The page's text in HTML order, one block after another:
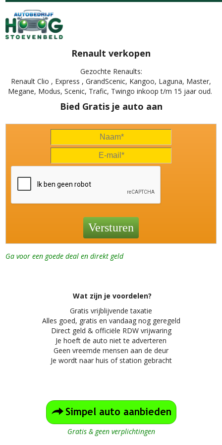
Renault verkopen
Gezochte Renaults:
Renault Clio , Express , GrandScenic, Kangoo, Laguna, Master,
Megane, Modus, Scenic, Trafic, Twingo inkoop t/m 15 jaar oud.
Bied Gratis je auto aan
Ga voor een goede deal en direkt geld
Wat zijn je voordelen?
Gratis vrijblijvende taxatie
Alles goed, gratis en vandaag nog geregeld
Direct geld & officiële RDW vrijwaring
Je hoeft de auto niet te adverteren
Geen vreemde mensen aan de deur
Je wordt naar huis of station gebracht
Gratis & geen verplichtingen